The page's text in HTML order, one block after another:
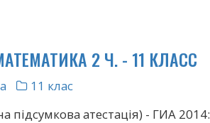
2 Ч. - 11 КЛАСС
11 клас
підсумкова атестація) - ГИА 2014: